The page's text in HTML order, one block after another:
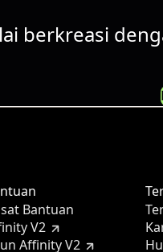
berkreasi
Bantuan
V2
Affinity V2